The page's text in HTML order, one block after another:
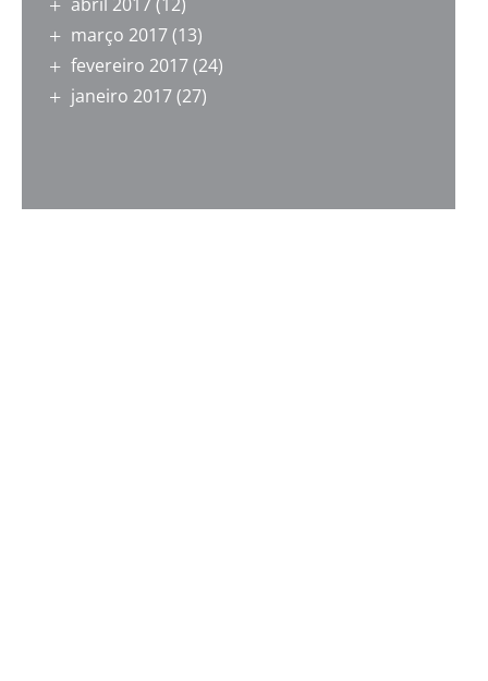
março 2017(13)
fevereiro 2017(24)
janeiro 2017(27)